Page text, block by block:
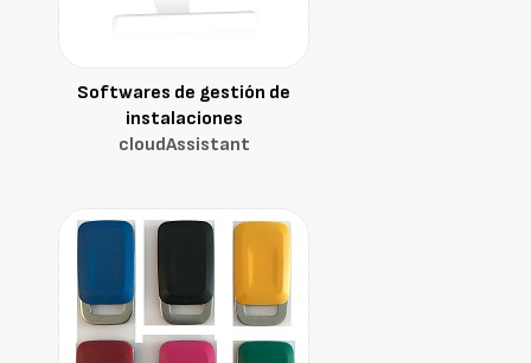
Softwares de gestión de
instalaciones
cloudAssistant